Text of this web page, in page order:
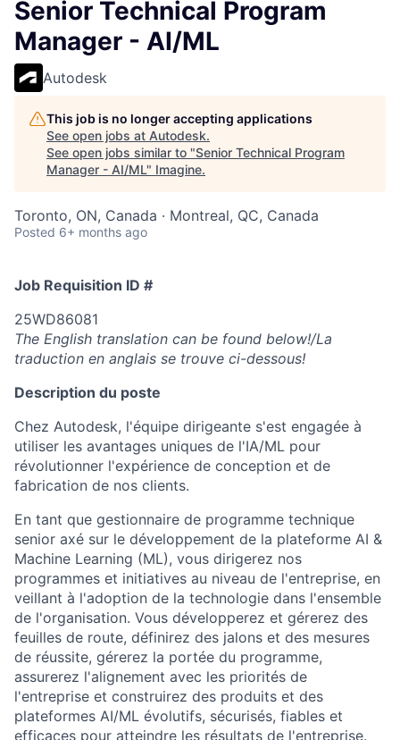
Senior Technical Program
Manager - AI/ML
Autodesk
This job is no longer accepting applications
See open jobs at Autodesk.
See open jobs similar to "Senior Technical Program
Manager - AI/ML" Imagine.
Toronto, ON, Canada · Montreal, QC, Canada
Posted 6+ months ago
Job Requisition ID #
25WD86081
The English translation can be found below!/La
traduction en anglais se trouve ci-dessous!
Description du poste
Chez Autodesk, l'équipe dirigeante s'est engagée à
utiliser les avantages uniques de l'IA/ML pour
révolutionner l'expérience de conception et de
fabrication de nos clients.
En tant que gestionnaire de programme technique
senior axé sur le développement de la plateforme AI &
Machine Learning (ML), vous dirigerez nos
programmes et initiatives au niveau de l'entreprise, en
veillant à l'adoption de la technologie dans l'ensemble
de l'organisation. Vous développerez et gérerez des
feuilles de route, définirez des jalons et des mesures
de réussite, gérerez la portée du programme,
assurerez l'alignement avec les priorités de
l'entreprise et construirez des produits et des
plateformes AI/ML évolutifs, sécurisés, fiables et
efficaces pour atteindre les résultats de l'entreprise.